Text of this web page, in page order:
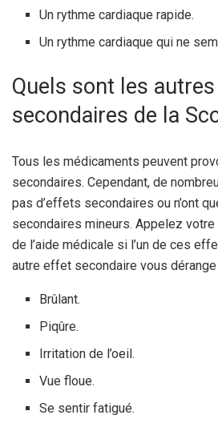
Un rythme cardiaque rapide.
Un rythme cardiaque qui ne
Quels sont les
secondaires de la
Tous les médicaments peuvent
secondaires. Cependant, de
pas d’effets secondaires ou n’ont
secondaires mineurs. Appelez
de l’aide médicale si l’un de ces
autre effet secondaire vous
Brûlant.
Piqûre.
Irritation de l’oeil.
Vue floue.
Se sentir fatigué.